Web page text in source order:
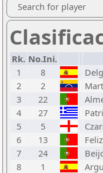
Search for player
Rk. No.Ini.
1
8
2
2
3
22
4
27
5
5
6
13
7
24
8
1